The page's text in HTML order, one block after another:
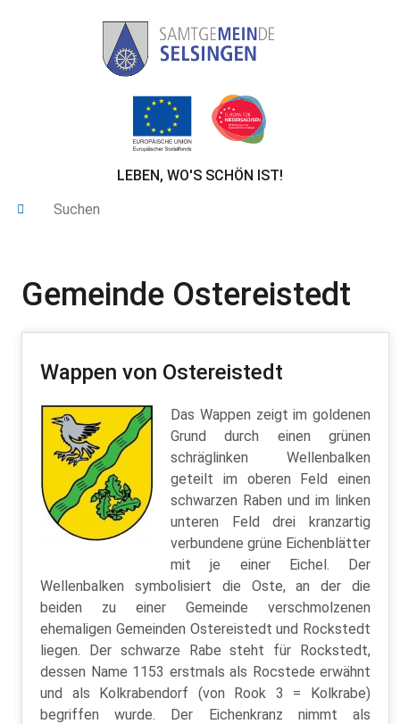
LEBEN, WO'S SCHÖN IST!
Gemeinde Ostereistedt
Wappen von Ostereistedt
Das Wappen zeigt im goldenen
Grund durch einen grünen
schräglinken Wellenbalken
geteilt im oberen Feld einen
schwarzen Raben und im linken
unteren Feld drei kranzartig
verbundene grüne Eichenblätter
mit je einer Eichel. Der
Wellenbalken symbolisiert die Oste, an der die
beiden zu einer Gemeinde verschmolzenen
ehemaligen Gemeinden Ostereistedt und Rockstedt
liegen. Der schwarze Rabe steht für Rockstedt,
dessen Name 1153 erstmals als Rocstede erwähnt
und als Kolkrabendorf (von Rook 3 = Kolkrabe)
begriffen wurde. Der Eichenkranz nimmt als